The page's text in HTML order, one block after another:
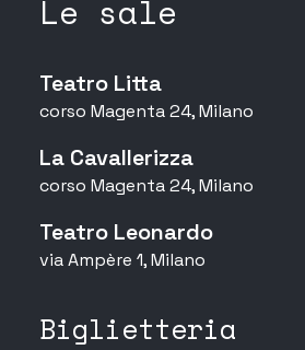
Le sale
Teatro Litta
corso Magenta 24, Milano
La Cavallerizza
corso Magenta 24, Milano
Teatro Leonardo
via Ampère 1, Milano
Biglietteria